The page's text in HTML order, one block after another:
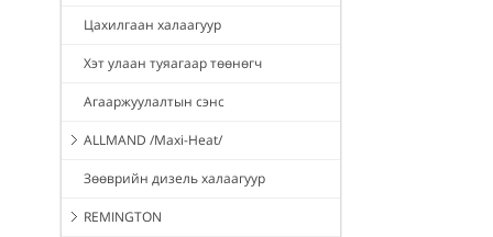
Цахилгаан халаагуур
Хэт улаан туяагаар төөнөгч
Агааржуулалтын сэнс
ALLMAND /Maxi-Heat/
Зөөврийн дизель халаагуур
REMINGTON